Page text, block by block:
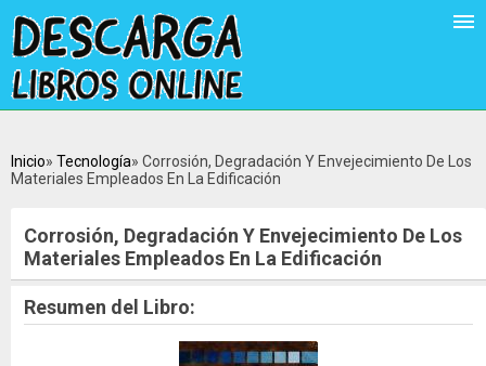
Inicio Tecnología
Corrosión, Degradación Y Envejecimiento De Los
Materiales Empleados En La Edificación
Corrosión, Degradación Y Envejecimiento De Los
Materiales Empleados En La Edificación
Resumen del Libro: